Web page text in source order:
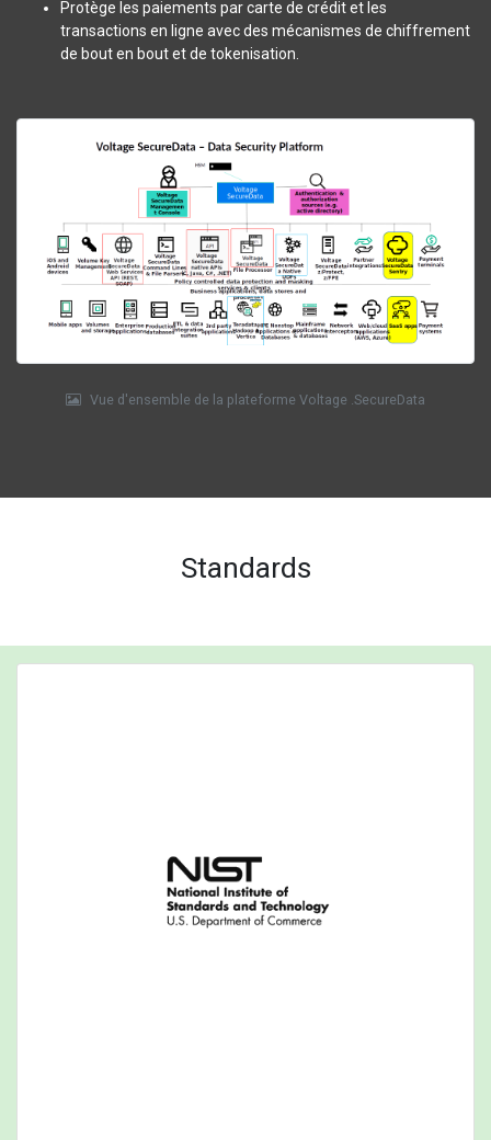
Protège les paiements par carte de crédit et les
transactions en ligne avec des mécanismes de chiffrement
de bout en bout et de tokenisation.
Vue d'ensemble de la plateforme Voltage .SecureData
Standards